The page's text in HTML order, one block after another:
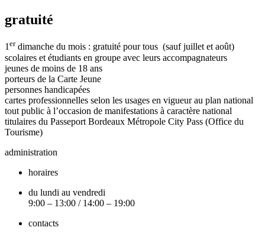
gratuité
1erdimanche du mois : gratuité pour tous (sauf juillet et août)
scolaires et étudiants en groupe avec leurs accompagnateurs
jeunes de moins de 18 ans
porteurs de la Carte Jeune
personnes handicapées
cartes professionnelles selon les usages en vigueur au plan national
tout public à l’occasion de manifestations à caractère national
titulaires du Passeport Bordeaux Métropole City Pass (Office du
Tourisme)
administration
horaires
du lundi au vendredi
9:00 – 13:00 / 14:00 – 19:00
contacts